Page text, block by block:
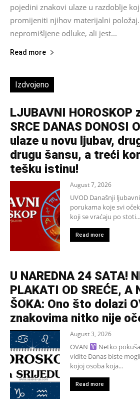
pojedini znakovi ulaze u razdoblje
promijeniti njihov materijalni
nepromišljene odluke, ali jest...
Read more
Izdvojeno
LJUBAVNI HOROSKOP
SRCE DANAS DONOSI
ulaze u novu ljubav,
drugu šansu, a treći
tešku istinu!
August 7, 2026
UVOD Današnji
porukama koje svi
koji se vraćaju po stoti...
Read more
U NAREDNA 24 SATA!
PLAKATI OD SREĆE, A
ŠOKA: Ono što dolazi
znakovima nitko nije
August 3, 2026
OVAN
Netko
vidite Danas biste
kojoj osoba koja...
Read more